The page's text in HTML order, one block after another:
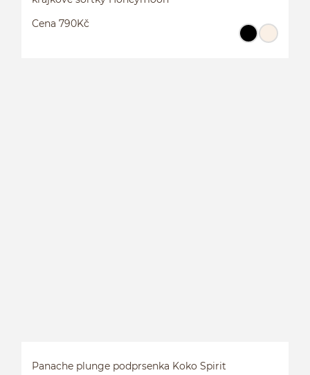
Cena 790Kč
Panache plunge podprsenka Koko Spirit